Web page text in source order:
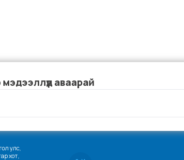
аваарай
улс,
хот,